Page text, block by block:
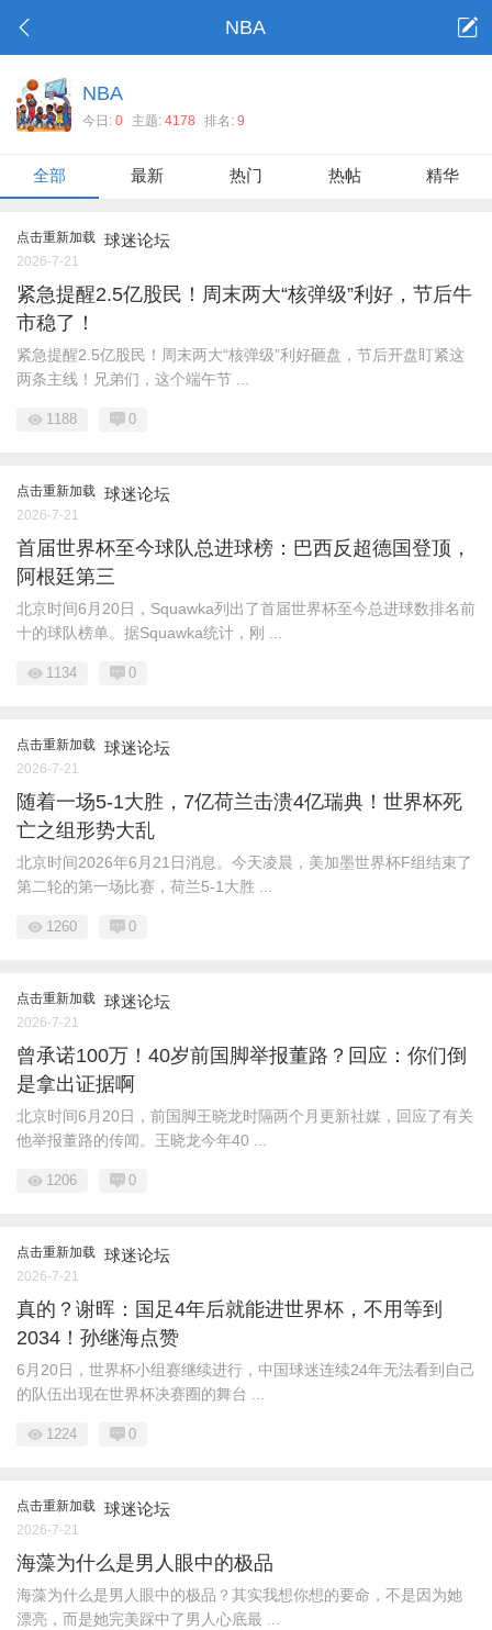
NBA
NBA
今日: 0 主题: 4178 排名: 9
全部 最新 热门 热帖 精华
点击重新加载 球迷论坛
2026-7-21
紧急提醒2.5亿股民！周末两大“核弹级”利好，节后牛
市稳了！
紧急提醒2.5亿股民！周末两大“核弹级”利好砸盘，节后开盘盯紧这
两条主线！兄弟们，这个端午节 ...
1188 0
点击重新加载 球迷论坛
2026-7-21
首届世界杯至今球队总进球榜：巴西反超德国登顶，
阿根廷第三
北京时间6月20日，Squawka列出了首届世界杯至今总进球数排名前
十的球队榜单。据Squawka统计，刚 ...
1134 0
点击重新加载 球迷论坛
2026-7-21
随着一场5-1大胜，7亿荷兰击溃4亿瑞典！世界杯死
亡之组形势大乱
北京时间2026年6月21日消息。今天凌晨，美加墨世界杯F组结束了
第二轮的第一场比赛，荷兰5-1大胜 ...
1260 0
点击重新加载 球迷论坛
2026-7-21
曾承诺100万！40岁前国脚举报董路？回应：你们倒
是拿出证据啊
北京时间6月20日，前国脚王晓龙时隔两个月更新社媒，回应了有关
他举报董路的传闻。王晓龙今年40 ...
1206 0
点击重新加载 球迷论坛
2026-7-21
真的？谢晖：国足4年后就能进世界杯，不用等到
2034！孙继海点赞
6月20日，世界杯小组赛继续进行，中国球迷连续24年无法看到自己
的队伍出现在世界杯决赛圈的舞台 ...
1224 0
点击重新加载 球迷论坛
2026-7-21
海藻为什么是男人眼中的极品
海藻为什么是男人眼中的极品？其实我想你想的要命，不是因为她
漂亮，而是她完美踩中了男人心底最 ...